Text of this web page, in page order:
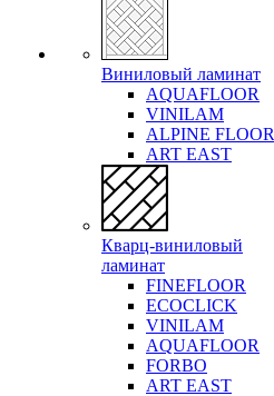
Виниловый ламинат
AQUAFLOOR
VINILAM
ALPINE FLOOR
ART EAST
Кварц-виниловый
ламинат
FINEFLOOR
ECOCLICK
VINILAM
AQUAFLOOR
FORBO
ART EAST